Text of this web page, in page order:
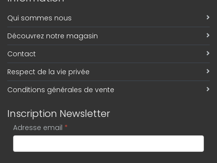
Qui sommes nous
Découvrez notre magasin
Contact
Respect de la vie privée
Conditions générales de vente
Inscription Newsletter
Adresse email *